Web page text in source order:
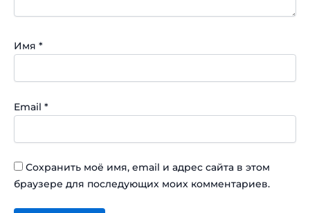
Имя *
Email *
Сохранить моё имя, email и адрес сайта в этом
браузере для последующих моих комментариев.